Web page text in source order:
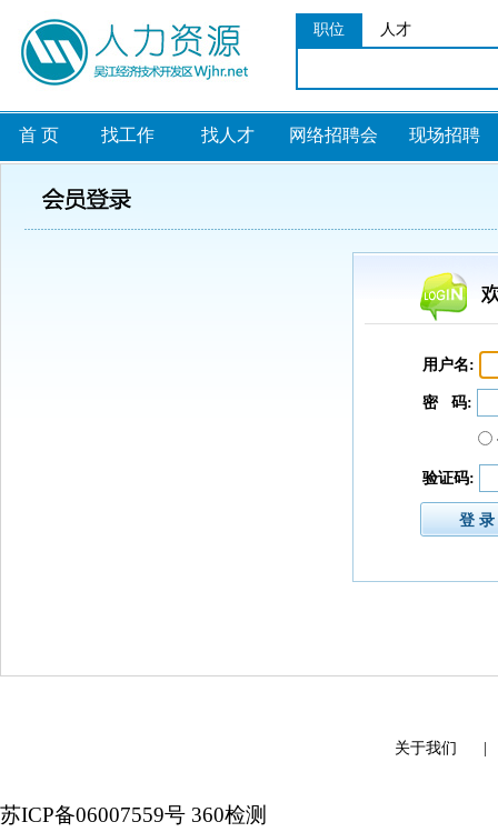
职位 人才
首 页 找工作 找人才 网络招聘会 现场招聘
用户名:
密 码:
验证码:
关于我们
苏ICP备06007559号 360检测